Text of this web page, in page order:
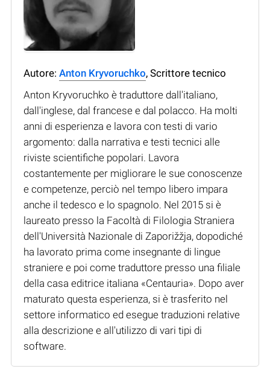
Autore: Anton Kryvoruchko, Scrittore tecnico
Anton Kryvoruchko è traduttore dall'italiano,
dall'inglese, dal francese e dal polacco. Ha molti
anni di esperienza e lavora con testi di vario
argomento: dalla narrativa e testi tecnici alle
riviste scientifiche popolari. Lavora
costantemente per migliorare le sue conoscenze
e competenze, perciò nel tempo libero impara
anche il tedesco e lo spagnolo. Nel 2015 si è
laureato presso la Facoltà di Filologia Straniera
dell'Università Nazionale di Zaporižžja, dopodiché
ha lavorato prima come insegnante di lingue
straniere e poi come traduttore presso una filiale
della casa editrice italiana «Centauria». Dopo aver
maturato questa esperienza, si è trasferito nel
settore informatico ed esegue traduzioni relative
alla descrizione e all'utilizzo di vari tipi di
software.